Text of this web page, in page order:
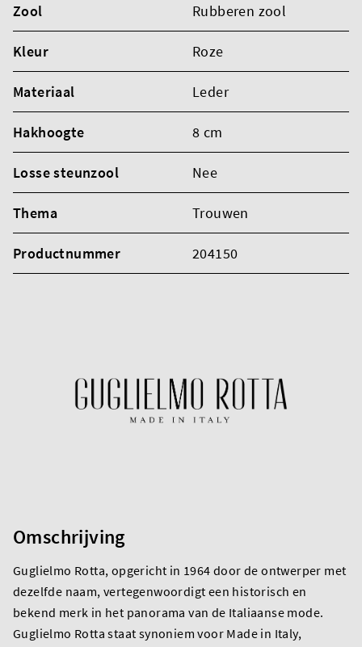
Zool Rubberen zool
Kleur Roze
Materiaal Leder
Hakhoogte 8 cm
Losse steunzool Nee
Thema Trouwen
Productnummer 204150
Omschrijving
Guglielmo Rotta, opgericht in 1964 door de ontwerper met
dezelfde naam, vertegenwoordigt een historisch en
bekend merk in het panorama van de Italiaanse mode.
Guglielmo Rotta staat synoniem voor Made in Italy,